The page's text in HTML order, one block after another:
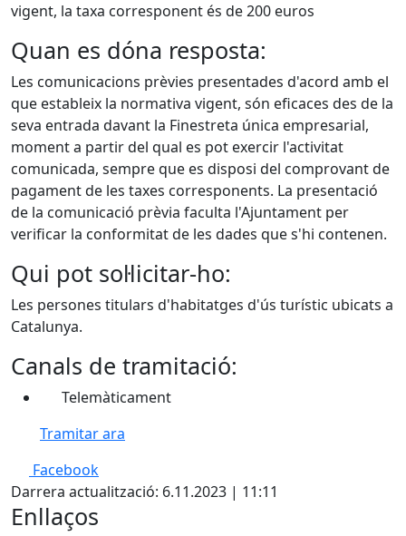
vigent, la taxa corresponent és de 200 euros
Quan es dóna resposta:
Les comunicacions prèvies presentades d'acord amb el
que estableix la normativa vigent, són eficaces des de la
seva entrada davant la Finestreta única empresarial,
moment a partir del qual es pot exercir l'activitat
comunicada, sempre que es disposi del comprovant de
pagament de les taxes corresponents. La presentació
de la comunicació prèvia faculta l'Ajuntament per
verificar la conformitat de les dades que s'hi contenen.
Qui pot sol·licitar-ho:
Les persones titulars d'habitatges d'ús turístic ubicats a
Catalunya.
Canals de tramitació:
Telemàticament
Tramitar ara
Facebook
Darrera actualització: 6.11.2023 | 11:11
Enllaços